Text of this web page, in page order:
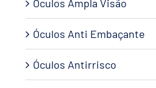
Óculos Ampla Visão
Óculos Anti Embaçante
Óculos Antirrisco